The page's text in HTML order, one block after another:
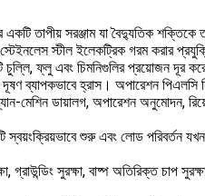
তাপীয় সরঞ্জাম যা বৈদ্যুতিক
স্টীল ইলেকট্রিক গরম করার
চুল্লি, ফ্লু এবং চিমনিগুলির প্রয়োজন দূর
ব্যাপকভাবে হ্রাস। অপারেশন পিএলসি
মেশিন ডায়ালগ, অপারেশন অনুমোদন,
স্বয়ংক্রিয়ভাবে শুরু এবং লোড পরিবর্তন
সুরক্ষা, বাষ্প অতিরিক্ত চাপ